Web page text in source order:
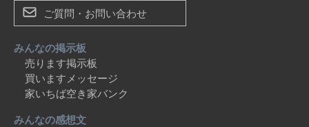
ご質問・お問い合わせ
みんなの掲示板
売ります掲示板
買いますメッセージ
家いちば空き家バンク
みんなの感想文